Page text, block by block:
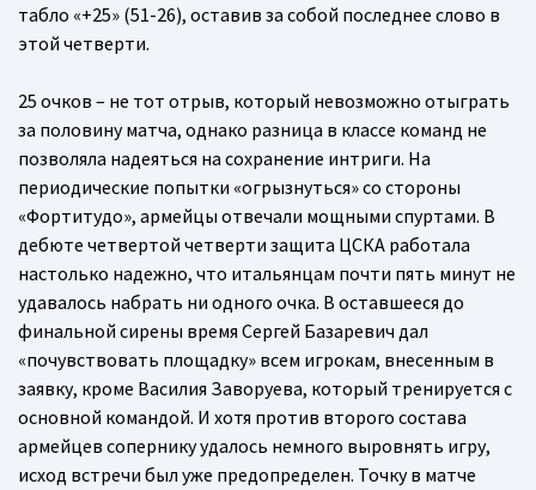
табло «+25» (51-26), оставив за собой последнее слово в
этой четверти.
25 очков – не тот отрыв, который невозможно отыграть
за половину матча, однако разница в классе команд не
позволяла надеяться на сохранение интриги. На
периодические попытки «огрызнуться» со стороны
«Фортитудо», армейцы отвечали мощными спуртами. В
дебюте четвертой четверти защита ЦСКА работала
настолько надежно, что итальянцам почти пять минут не
удавалось набрать ни одного очка. В оставшееся до
финальной сирены время Сергей Базаревич дал
«почувствовать площадку» всем игрокам, внесенным в
заявку, кроме Василия Заворуева, который тренируется с
основной командой. И хотя против второго состава
армейцев сопернику удалось немного выровнять игру,
исход встречи был уже предопределен. Точку в матче